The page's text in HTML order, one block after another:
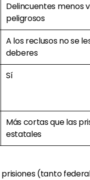
Delincuentes menos
peligrosos
A los reclusos no se
deberes
Sí
Más cortas que las
estatales
prisiones (tanto